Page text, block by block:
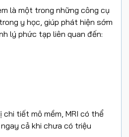
là một trong những công cụ
y học, giúp phát hiện sớm
lý phức tạp liên quan đến:
chi tiết mô mềm, MRI có thể
cả khi chưa có triệu